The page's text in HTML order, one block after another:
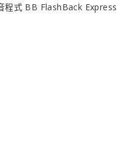
程式 BB FlashBack Express